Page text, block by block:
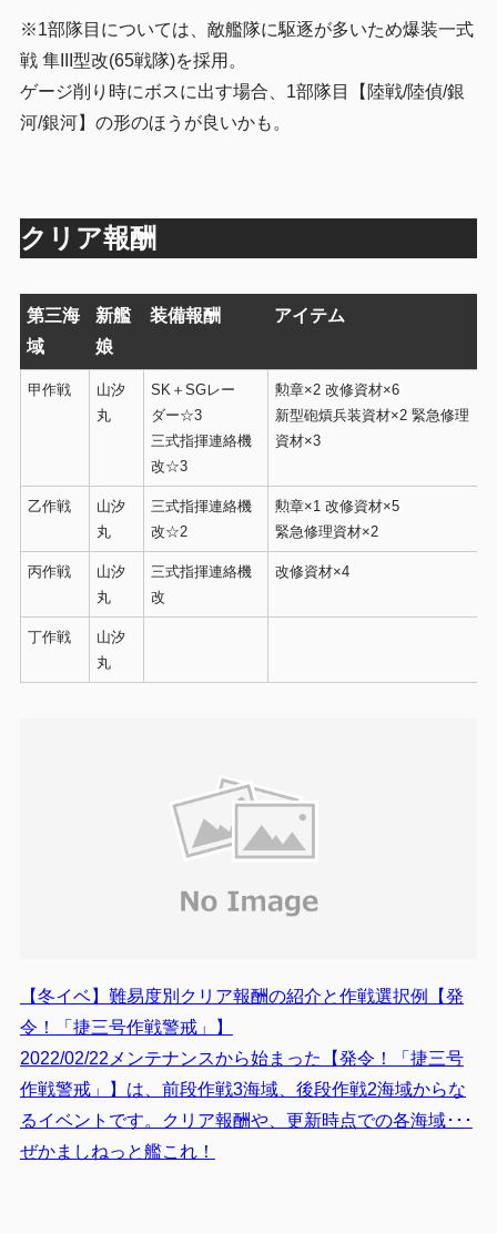
※1部隊目については、敵艦隊に駆逐が多いため爆装一式
戦 隼III型改(65戦隊)を採用。
ゲージ削り時にボスに出す場合、1部隊目【陸戦/陸偵/銀
河/銀河】の形のほうが良いかも。
クリア報酬
第三海
域
新艦
娘
装備報酬 アイテム
甲作戦
山汐
丸
SK＋SGレー
ダー☆3
三式指揮連絡機
改☆3
勲章×2 改修資材×6
新型砲熕兵装資材×2 緊急修理
資材×3
乙作戦
山汐
丸
三式指揮連絡機
改☆2
勲章×1 改修資材×5
緊急修理資材×2
丙作戦
山汐
丸
三式指揮連絡機
改
改修資材×4
丁作戦
山汐
丸
【冬イベ】難易度別クリア報酬の紹介と作戦選択例【発
令！「捷三号作戦警戒」】
2022/02/22メンテナンスから始まった【発令！「捷三号
作戦警戒」】は、前段作戦3海域、後段作戦2海域からな
るイベントです。クリア報酬や、更新時点での各海域･･･
ぜかましねっと艦これ！